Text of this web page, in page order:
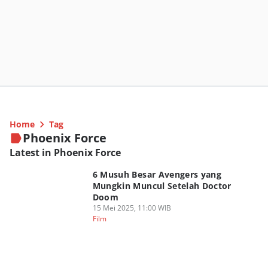
Home Tag
Phoenix Force
Latest in Phoenix Force
6 Musuh Besar Avengers yang
Mungkin Muncul Setelah Doctor
Doom
15 Mei 2025, 11:00 WIB
Film